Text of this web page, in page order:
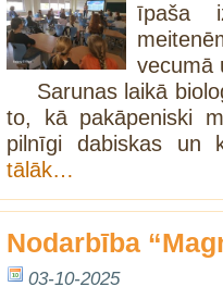
īpaša
vecumā
Sarunas laikā
to, kā pakāpeniski
pilnīgi dabiskas
tālāk…
Nodarbība
03-10-2025